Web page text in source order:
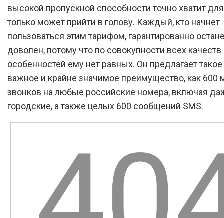
высокой пропускной способности точно хватит
только может прийти в голову. Каждый, кто начнет
пользоваться этим тарифом, гарантированно
доволен, потому что по совокупности всех качеств
особенностей ему нет равных. Он предлагает
важное и крайне значимое преимущество, как 600
звонков на любые российские номера, включая
городские, а также целых 600 сообщений SMS.